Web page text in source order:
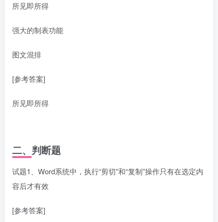
所见即所得
强大的制表功能
图文混排
[参考答案]
所见即所得
二、判断题
试题1、Word系统中，执行“剪切”和“复制”操作只有在选定内
容后才有效
[参考答案]